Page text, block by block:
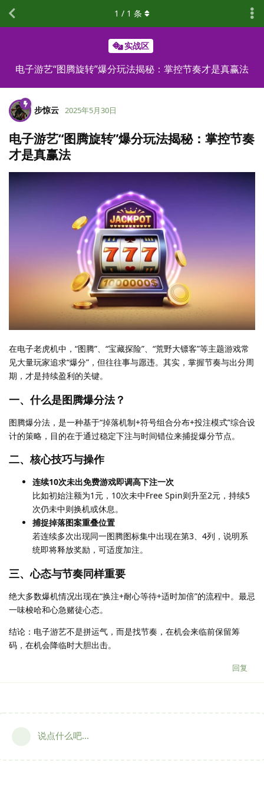
实战区
电子游艺“图腾旋转”爆分玩法揭秘：掌控节奏才是真赢法
1 / 1 条
步惊云 2025年5月30日
电子游艺“图腾旋转”爆分玩法揭秘：掌控节奏
才是真赢法
在电子老虎机中，“图腾”、“宝藏探险”、“荒野大镖客”等主题游戏常
见大量玩家追求“爆分”，但往往事与愿违。其实，掌握节奏与出分周
期，才是持续盈利的关键。
一、什么是图腾爆分法？
图腾爆分法，是一种基于“掉落机制+符号组合分布+投注模式”综合设
计的策略，目的在于通过稳定下注与时间错位来捕捉爆分节点。
二、核心技巧与操作
连续10次未出免费游戏即调高下注一次
比如初始注额为1元，10次未中Free Spin则升至2元，持续5
次仍未中则换机或休息。
捕捉掉落图案重叠位置
若连续多次出现同一图腾图标集中出现在第3、4列，说明系
统即将释放奖励，可适度加注。
三、心态与节奏同样重要
绝大多数爆机情况出现在“换注+耐心等待+适时加倍”的流程中。最忌
一味梭哈和心急赌徒心态。
结论：电子游艺不是拼运气，而是找节奏，在机会来临前保留筹
码，在机会降临时大胆出击。
回复
说点什么吧...